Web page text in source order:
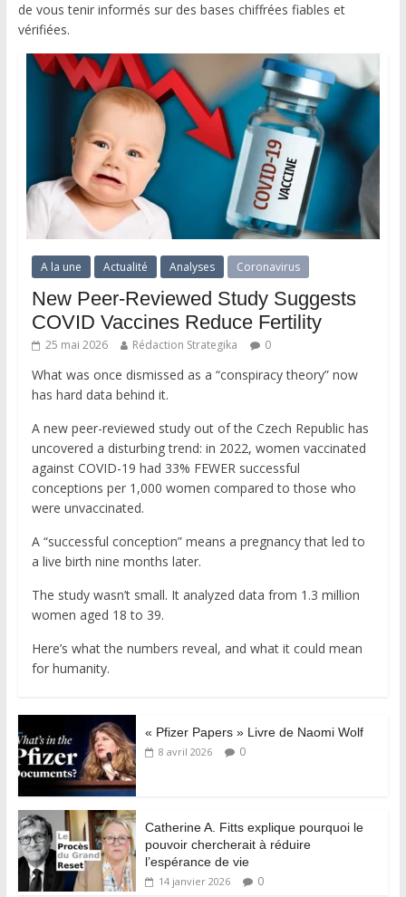
de vous tenir informés sur des bases chiffrées fiables et
vérifiées.
A la une Actualité Analyses Coronavirus
New Peer-Reviewed Study Suggests
COVID Vaccines Reduce Fertility
25 mai 2026 Rédaction Strategika 0
What was once dismissed as a “conspiracy theory” now
has hard data behind it.
A new peer-reviewed study out of the Czech Republic has
uncovered a disturbing trend: in 2022, women vaccinated
against COVID-19 had 33% FEWER successful
conceptions per 1,000 women compared to those who
were unvaccinated.
A “successful conception” means a pregnancy that led to
a live birth nine months later.
The study wasn’t small. It analyzed data from 1.3 million
women aged 18 to 39.
Here’s what the numbers reveal, and what it could mean
for humanity.
« Pfizer Papers » Livre de Naomi Wolf
8 avril 2026 0
Catherine A. Fitts explique pourquoi le
pouvoir chercherait à réduire
l’espérance de vie
14 janvier 2026 0